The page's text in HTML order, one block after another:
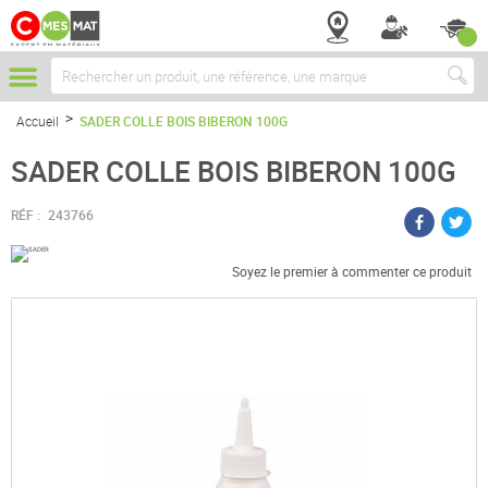
Chercher
Accueil SADER COLLE BOIS BIBERON 100G
SADER COLLE BOIS BIBERON 100G
RÉF : 243766
Soyez le premier à commenter ce produit
Passer